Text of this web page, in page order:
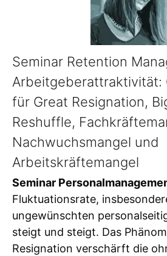
Seminar Retention
Arbeitgeberattraktivität:
für Great Resignation,
Reshuffle,
Nachwuchsmangel und
Arbeitskräftemangel
Seminar
Fluktuationsrate,
ungewünschten
steigt und steigt. Das
Resignation verschärft die